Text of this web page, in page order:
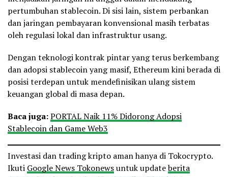
pertumbuhan stablecoin. Di sisi lain, sistem perbankan
dan jaringan pembayaran konvensional masih terbatas
oleh regulasi lokal dan infrastruktur usang.
Dengan teknologi kontrak pintar yang terus berkembang
dan adopsi stablecoin yang masif, Ethereum kini berada di
posisi terdepan untuk mendefinisikan ulang sistem
keuangan global di masa depan.
Baca juga:PORTAL Naik 11% Didorong Adopsi
Stablecoin dan Game Web3
Investasi dan trading kripto aman hanya di Tokocrypto.
Ikuti Google News Tokonewsuntuk updateberita